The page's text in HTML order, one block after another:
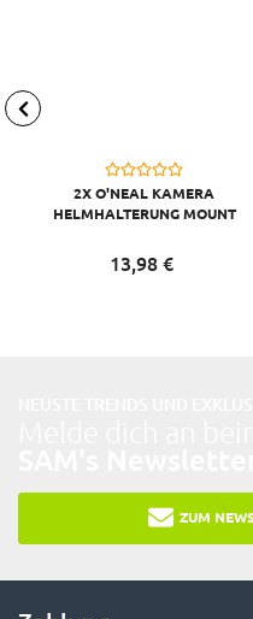
2X O'NEAL KAMERA
HELMHALTERUNG MOUNT
SCHWARZ
13,98 €
ZUM